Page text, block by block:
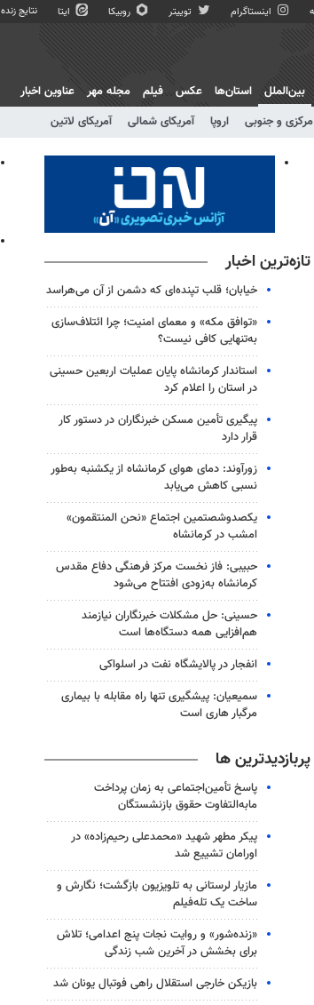
اینستاگرام توییتر روبیکا ایتا نتایج زنده
بین‌الملل
مرکزی و جنوبی اروپا آمریکای شمالی آمریکای لاتین
استان‌ها عکس فیلم مجله مهر عناوین اخبار
تازه‌ترین اخبار
خیابان؛ قلب تپنده‌ای که دشمن از آن می‌هراسد
«توافق مکه» و معمای امنیت؛ چرا ائتلاف‌سازی
به‌تنهایی کافی نیست؟
استاندار کرمانشاه پایان عملیات اربعین حسینی
در استان را اعلام کرد
پیگیری تأمین مسکن خبرنگاران در دستور کار
قرار دارد
زورآوند: دمای هوای کرمانشاه از یکشنبه به‌طور
نسبی کاهش می‌یابد
یکصدوشصتمین اجتماع «نحن المنتقمون»
امشب در کرمانشاه
حبیبی: فاز نخست مرکز فرهنگی دفاع مقدس
کرمانشاه به‌زودی افتتاح می‌شود
حسینی: حل مشکلات خبرنگاران نیازمند
هم‌افزایی همه دستگاه‌ها است
انفجار در پالایشگاه نفت در اسلواکی
سمیعیان: پیشگیری تنها راه مقابله با بیماری
مرگبار هاری است
پربازدیدترین ها
پاسخ تأمین‌اجتماعی به زمان پرداخت
مابه‌التفاوت حقوق بازنشستگان
پیکر مطهر شهید «محمدعلی رحیم‌زاده» در
اورامان تشییع شد
مازیار لرستانی به تلویزیون بازگشت؛ نگارش و
ساخت یک تله‌فیلم
«زنده‌شور» و روایت نجات پنج اعدامی؛ تلاش
برای بخشش در آخرین شب زندگی
بازیکن خارجی استقلال راهی فوتبال یونان شد